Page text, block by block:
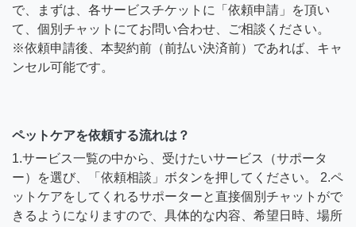
で、まずは、各サービスチケットに「依頼申請」を頂い
て、個別チャットにてお問い合わせ、ご相談ください。
※依頼申請後、本契約前（前払い決済前）であれば、キャ
ンセル可能です。
ペットケアを依頼する流れは？
1.サービス一覧の中から、受けたいサービス（サポータ
ー）を選び、「依頼相談」ボタンを押してください。 2.ペ
ットケアをしてくれるサポーターと直接個別チャットがで
きるようになりますので、具体的な内容、希望日時、場所